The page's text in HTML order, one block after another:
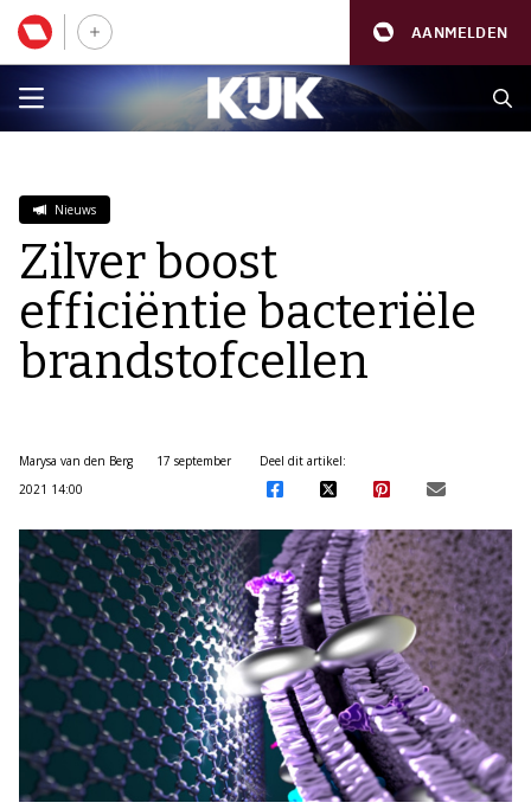
AANMELDEN
Nieuws
Zilver boost
efficiëntie bacteriële
brandstofcellen
Marysa van den Berg
17 september
2021 14:00
Deel dit artikel: